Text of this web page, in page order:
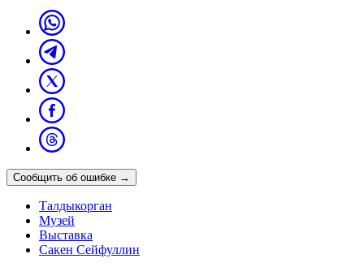
Сообщить об ошибке →
Талдыкорган
Музей
Выставка
Сакен Сейфуллин